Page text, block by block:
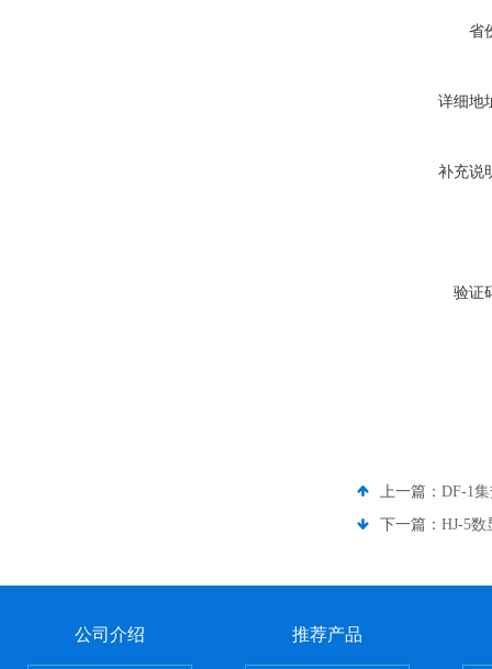
省
详细地
补充说
验证
上一篇： DF-1
下一篇： HJ-5数
公司介绍 推荐产品